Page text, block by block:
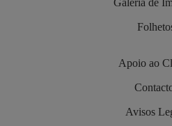
Galeria de
Apoio ao
Avisos